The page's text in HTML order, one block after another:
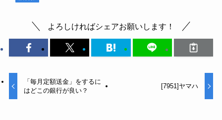
よろしければシェアお願いします！
「毎月定額送金」をするに
はどこの銀行が良い？
[7951]ヤマハ